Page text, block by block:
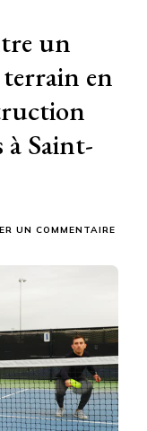
un
en
Saint-
UN COMMENTAIRE
EN
DUR
ET
UN
EN